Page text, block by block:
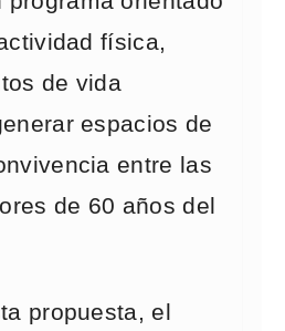
física,
de vida
espacios de
entre las
de 60 años del
propuesta, el